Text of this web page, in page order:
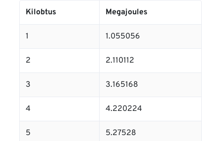
Kilobtus Megajoules
1 1.055056
2 2.110112
3 3.165168
4 4.220224
5 5.27528